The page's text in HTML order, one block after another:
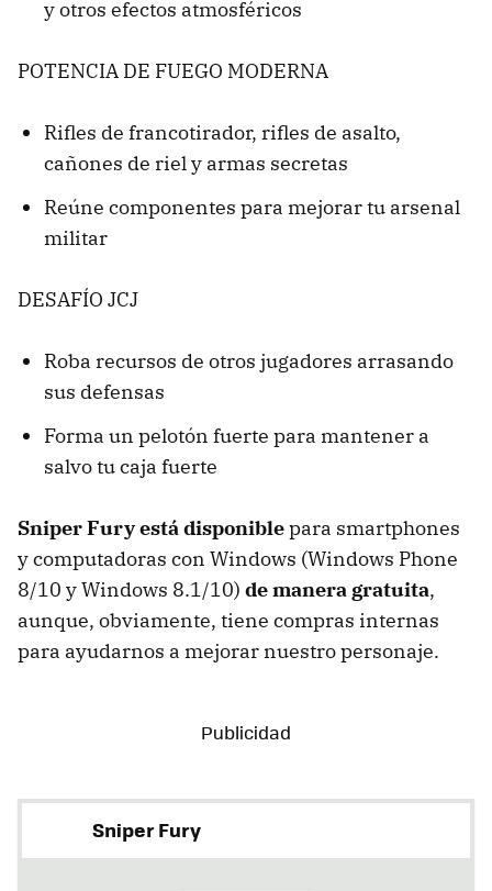
y otros efectos atmosféricos
POTENCIA DE FUEGO MODERNA
Rifles de francotirador, rifles de asalto,
cañones de riel y armas secretas
Reúne componentes para mejorar tu arsenal
militar
DESAFÍO JCJ
Roba recursos de otros jugadores arrasando
sus defensas
Forma un pelotón fuerte para mantener a
salvo tu caja fuerte
Sniper Fury está disponiblepara smartphones
y computadoras con Windows (Windows Phone
8/10 y Windows 8.1/10) de manera gratuita,
aunque, obviamente, tiene compras internas
para ayudarnos a mejorar nuestro personaje.
Sniper Fury